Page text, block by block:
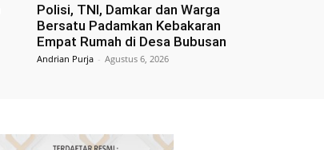
Polisi, TNI, Damkar dan Warga
Bersatu Padamkan Kebakaran
Empat Rumah di Desa Bubusan
Andrian Purja - Agustus 6, 2026